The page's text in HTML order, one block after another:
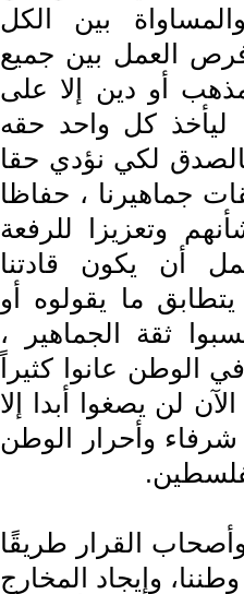
بين الكل
العمل بين جميع
أو دين إلا على
ليأخذ كل واحد حقه
لكي نؤدي حقا
جماهيرنا ، حفاظا
وتعزيزا للرفعة
أن يكون قادتنا
ما يقولوه أو
ثقة الجماهير ،
الوطن عانوا كثيراً
لن يصغوا أبدا إلا
وأحرار الوطن
القرار طريقًا
وإيجاد المخارج